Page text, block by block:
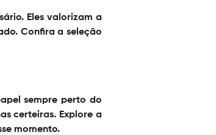
Eles valorizam a
Confira a seleção
sempre perto do
certeiras. Explore a
momento.